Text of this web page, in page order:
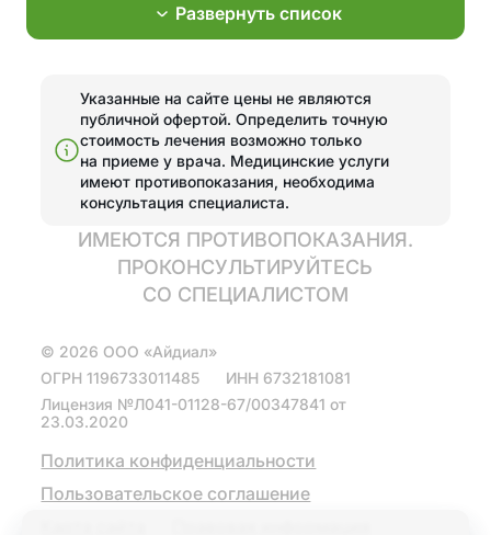
Лечение
пародонтита
Эстетические
реставрации
Отбелить зубы
Протезирование
имплантация зубов
на 4 имплантах
Поставить коронку
Металлокерамические
коронки
Эстетическая
Установка
элайнеров
Поставить брекеты,
исправить прикус
Эстетические
реставрации
Диагностика
с помощью ИИ
Развернуть список
Указанные на сайте цены не являются
публичной офертой. Определить точную
стоимость лечения возможно только
на приеме у врача. Медицинские услуги
имеют противопоказания, необходима
консультация специалиста.
ИМЕЮТСЯ ПРОТИВОПОКАЗАНИЯ.
ПРОКОНСУЛЬТИРУЙТЕСЬ
СО СПЕЦИАЛИСТОМ
© 2026 ООО «Айдиал»
ОГРН1196733011485 ИНН 6732181081
Лицензия №Л041-01128-67/00347841 от
23.03.2020
Политика конфиденциальности
Пользовательское соглашение